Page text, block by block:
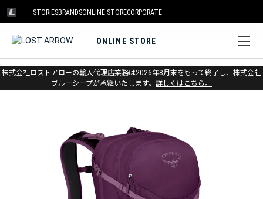
STORIESBRANDSONLINE STORECORPORATE
ONLINE STORE
株式会社ロストアローの輸入代理店業務は2026年8月末をもって終了し、株式会社
ブルーシープが承継いたします。 詳しくはこちら。
ホーム > アウトレット > パック